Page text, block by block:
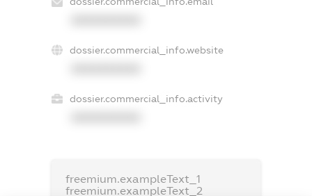
dossier.commercial_info.website
dossier.commercial_info.activity
freemium.exampleText_1
freemium.exampleText_2